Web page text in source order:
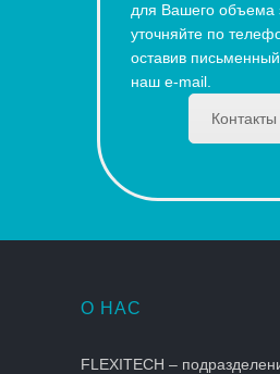
для Вашего объема
уточняйте по
оставив
наш e-mail.
Контакты
О НАС
FLEXITECH –